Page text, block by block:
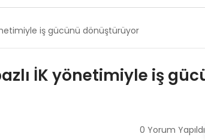
iş gücünü dönüştürüyor
İK yönetimiyle iş
0 Yorum Yapıldı